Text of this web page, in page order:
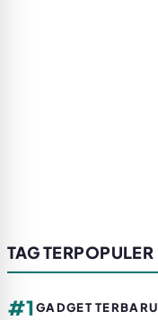
TAG TERPOPULER
#1GADGET TERBARU